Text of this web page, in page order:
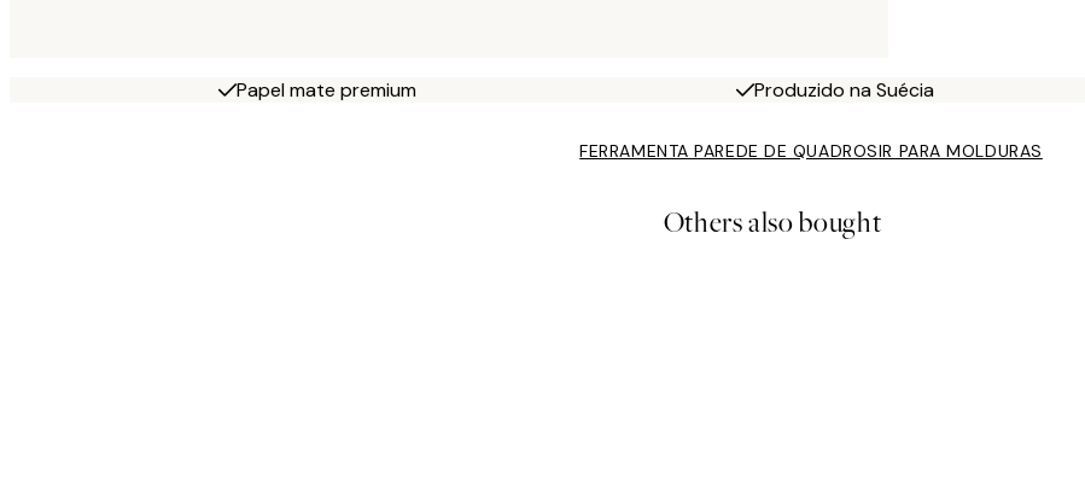
Papel mate premium Produzido na Suécia
FERRAMENTA PAREDE DE QUADROSIR PARA MOLDURAS
Others also bought